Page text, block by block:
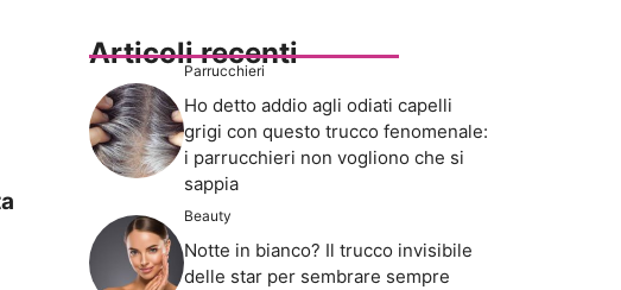
Articoli recenti
Parrucchieri
Ho detto addio agli odiati capelli
grigi con questo trucco fenomenale:
i parrucchieri non vogliono che si
sappia
Beauty
Notte in bianco? Il trucco invisibile
delle star per sembrare sempre